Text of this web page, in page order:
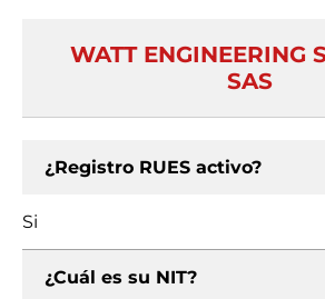
WATT ENGINEERING
SAS
¿Registro RUES activo?
Si
¿Cuál es su NIT?